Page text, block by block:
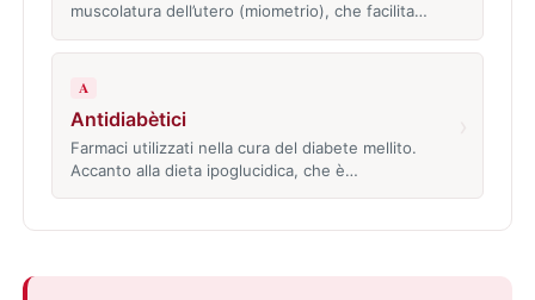
muscolatura dell’utero (miometrio), che facilita…
A
Antidiabètici
Farmaci utilizzati nella cura del diabete mellito.
Accanto alla dieta ipoglucidica, che è…